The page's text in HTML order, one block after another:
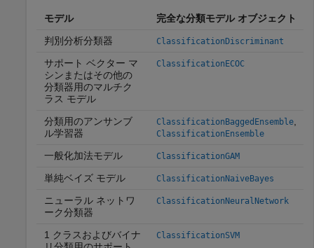
モデル
完全な分類モデル オブジェクト
判別分析分類器
ClassificationDiscriminant
サポート ベクター マ
シンまたはその他の
分類器用のマルチク
ラス モデル
ClassificationECOC
分類用のアンサンブ
ル学習器
ClassificationBaggedEnsemble,
ClassificationEnsemble
一般化加法モデル ClassificationGAM
単純ベイズ モデル ClassificationNaiveBayes
ニューラル ネットワ
ーク分類器
ClassificationNeuralNetwork
1 クラスおよびバイナ
ClassificationSVM